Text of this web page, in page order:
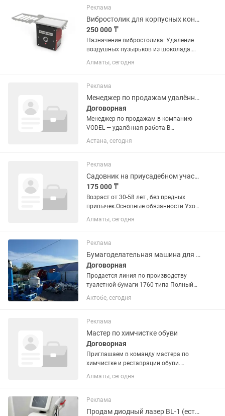
Работа с разноской...
Реклама
Вибростолик для корпусных конфет KADZAMA
250 000 ₸
Назначение вибростолика: Удаление
воздушных пузырьков из шоколада.
Равномерное распределение
шоколадной массы в формах.
конфетах. Облегчение работы с
шоколадными и...
Алматы, сегодня
Реклама
Менеджер по продажам удалённо входящие заявки. Девушки 25-35 лет без детей
Договорная
Менеджер по продажам в компанию
VODEL — удалённая работа В
компанию VODEL требуются
менеджеры по продажам. Возраст от
Астана, сегодня
Реклама
Садовник на приусадебном участке
175 000 ₸
Возраст от 30-58 лет , без вредных
привычек.Основные обязанности Уход
за газоном: регулярный покос, полив,
подкормка удобрениями.Забота о
цветов, рыхление...
Алматы, сегодня
Реклама
Бумагоделательная машина для производства туалетной бумаги. Возможен обмен.
Договорная
Продается линия по производству
туалетной бумаги 1760 типа Полный
комплект оборудования:
бумагоделательная машина + узлы
техничасаасаасаеские...
Актобе, сегодня
Реклама
Мастер по химчистке обуви
Договорная
Приглашаем в команду мастера по
химчистке и реставрации обуви.
Обязанности: Химчистка обуви любых
восстановление цвета. ...
Алматы, сегодня
Реклама
Продам диодный лазер BL-1 (есть рассрочка на 12 мес)